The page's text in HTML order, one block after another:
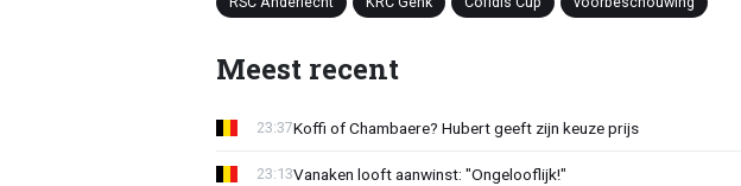
Meest recent
Koffi of Chambaere? Hubert geeft zijn keuze prijs
23:37
Vanaken looft aanwinst: "Ongelooflijk!"
23:13